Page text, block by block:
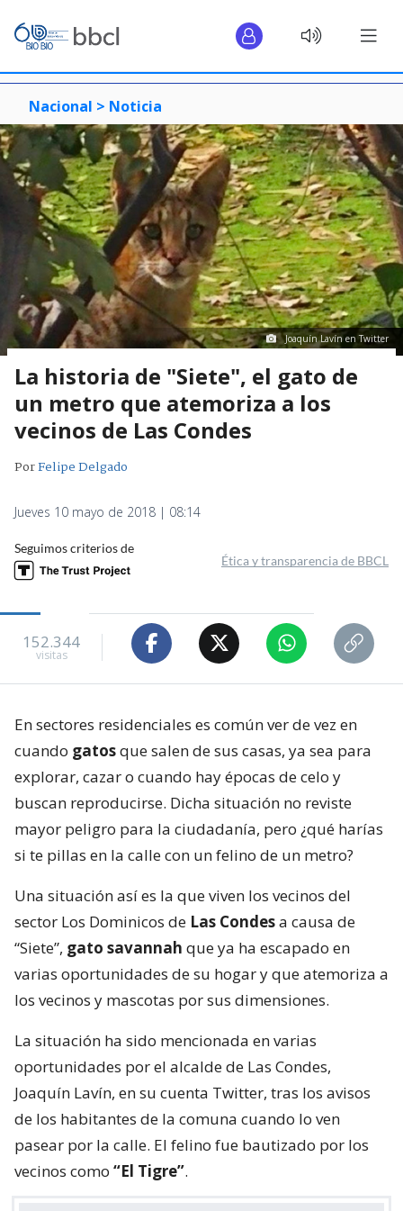
Nacional > Noticia
Joaquín Lavín en Twitter
La historia de "Siete", el gato de
un metro que atemoriza a los
vecinos de Las Condes
PorFelipe Delgado
Jueves 10 mayo de 2018 | 08:14
Seguimos criterios de
Ética y transparencia de BBCL
152.344
visitas
En sectores residenciales es común ver de vez en
cuando gatosque salen de sus casas, ya sea para
explorar, cazar o cuando hay épocas de celo y
buscan reproducirse. Dicha situación no reviste
mayor peligro para la ciudadanía, pero ¿qué harías
si te pillas en la calle con un felino de un metro?
Una situación así es la que viven los vecinos del
sector Los Dominicos de Las Condesa causa de
“Siete”, gato savannah que ya ha escapado en
varias oportunidades de su hogar y que atemoriza a
los vecinos y mascotas por sus dimensiones.
La situación ha sido mencionada en varias
oportunidades por el alcalde de Las Condes,
Joaquín Lavín, en su cuenta Twitter, tras los avisos
de los habitantes de la comuna cuando lo ven
pasear por la calle. El felino fue bautizado por los
vecinos como “El Tigre”.